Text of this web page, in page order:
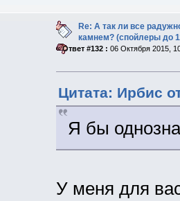
Re: А так ли все
камнем? (спойлеры до
«Ответ #132 : 06 Октября 2015,
Цитата: Ирбис
Я бы
У меня для